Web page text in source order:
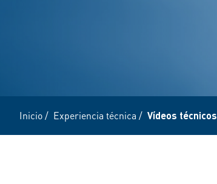
Inicio/ Experiencia técnica / Vídeos técnicos